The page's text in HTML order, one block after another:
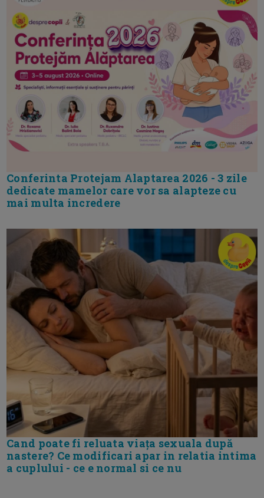
Conferinta Protejam Alaptarea 2026 - 3 zile
dedicate mamelor care vor sa alapteze cu
mai multa incredere
Cand poate fi reluata viața sexuala după
nastere? Ce modificari apar in relatia intima
a cuplului - ce e normal si ce nu